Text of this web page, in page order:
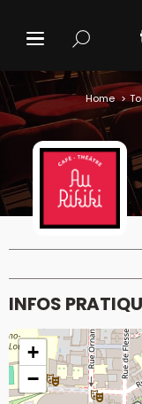
Home
INFOS
+
−